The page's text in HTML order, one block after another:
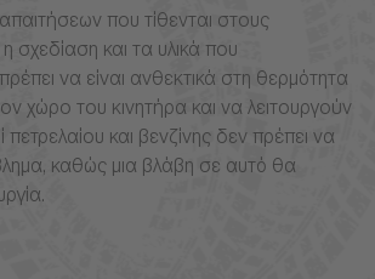
που τίθενται στους
σχεδίαση και τα υλικά που
να είναι ανθεκτικά στη θερμότητα
χώρο του κινητήρα και να λειτουργούν
πετρελαίου και βενζίνης δεν πρέπει να
καθώς μια βλάβη σε αυτό θα